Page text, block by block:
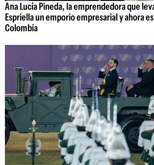
Ana Lucía Pineda, la emprendedora que
Espriella un emporio empresarial y ahora
Colombia